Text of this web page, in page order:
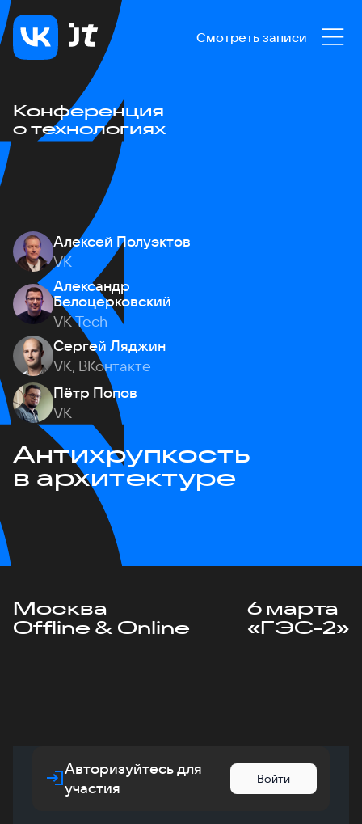
Смотреть записи
Конференция
о технологиях
Алексей Полуэктов
VK
Александр
Белоцерковский
VK Tech
Сергей Ляджин
VK, ВКонтакте
Пётр Попов
VK
Антихрупкость
в архитектуре
Москва
Offline & Online
6 марта
«ГЭС-2»
Авторизуйтесь для
участия
Войти